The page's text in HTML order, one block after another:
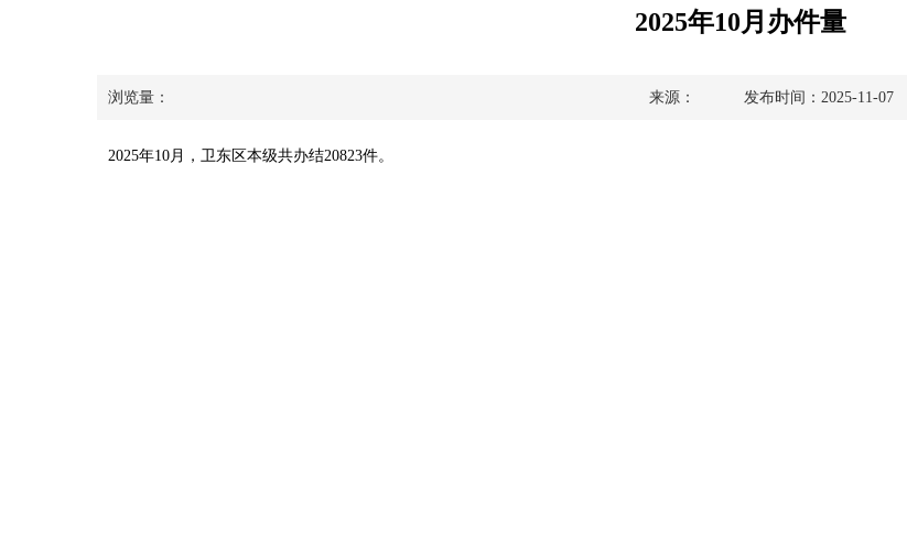
2025年10月办件量
来源： 发布时间：2025-11-07
浏览量：
2025年10月，卫东区本级共办结20823件。